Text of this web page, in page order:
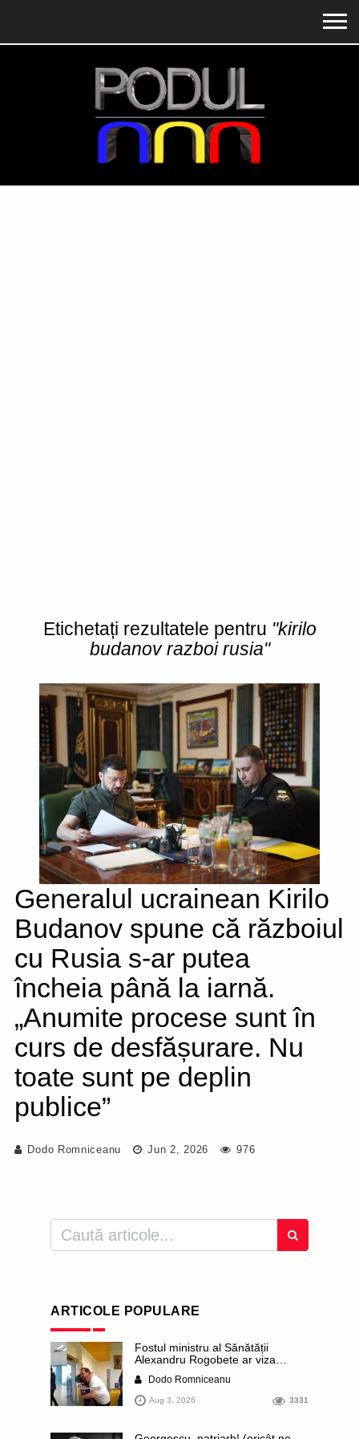
Etichetați rezultatele pentru "kirilo
budanov razboi rusia"
Generalul ucrainean Kirilo
Budanov spune că războiul
cu Rusia s-ar putea
încheia până la iarnă.
„Anumite procese sunt în
curs de desfășurare. Nu
toate sunt pe deplin
publice”
Dodo Romniceanu Jun 2, 2026 976
ARTICOLE POPULARE
Fostul ministru al Sănătății
Alexandru Rogobete ar viza
al orașului Timișoara. Pesedistul
publică imagini demne de Coreea
de Nord cu femei din Timișoara
Dodo Romniceanu
Aug 3, 2026 3331